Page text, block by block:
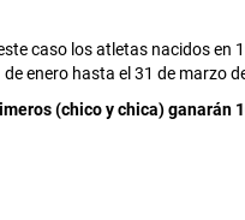
caso los atletas nacidos
enero hasta el 31 de marzo
(chico y chica) ganarán